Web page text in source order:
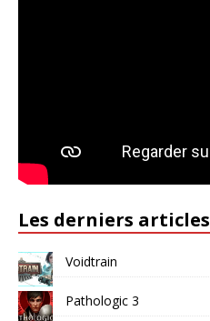
Les derniers articles
Voidtrain
Pathologic 3